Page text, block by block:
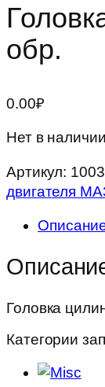
обр.
0.00₽
Нет в наличии
Артикул:
двигателя
Головка
Категории